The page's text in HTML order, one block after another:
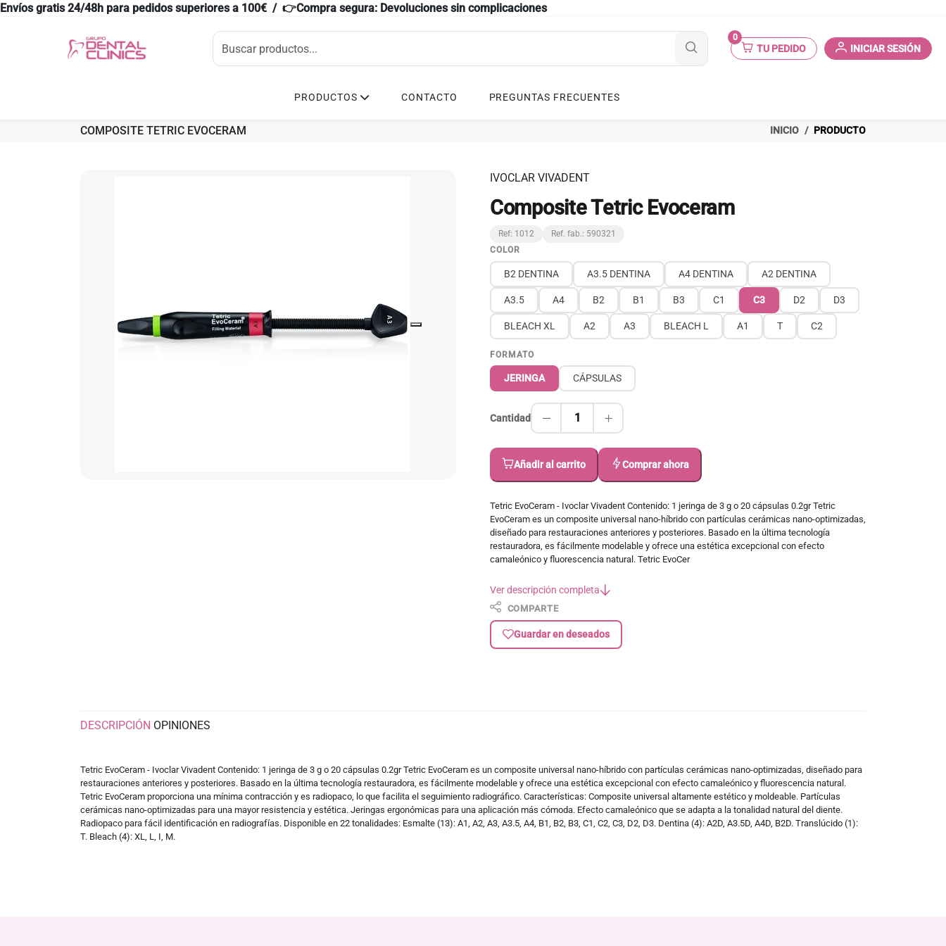
Envíos gratis 24/48h para pedidos superiores a 100€ / 👉Compra segura: Devoluciones sin complicaciones
0
TU PEDIDO INICIAR SESIÓN
PRODUCTOS CONTACTO PREGUNTAS FRECUENTES
COMPOSITE TETRIC EVOCERAM INICIO PRODUCTO
IVOCLAR VIVADENT
Composite Tetric Evoceram
Ref: 1012
Ref. fab.: 590321
COLOR
B2 DENTINA A3.5 DENTINA A4 DENTINA A2 DENTINA
A3.5 A4 B2 B1 B3 C1 C3 D2 D3
BLEACH XL A2 A3 BLEACH L A1 T C2
FORMATO
JERINGA CÁPSULAS
Cantidad 1
Añadir al carrito Comprar ahora
Tetric EvoCeram - Ivoclar Vivadent Contenido: 1 jeringa de 3 g o 20 cápsulas 0.2gr Tetric
EvoCeram es un composite universal nano-híbrido con partículas cerámicas nano-optimizadas,
diseñado para restauraciones anteriores y posteriores. Basado en la última tecnología
restauradora, es fácilmente modelable y ofrece una estética excepcional con efecto
camaleónico y fluorescencia natural. Tetric EvoCer
Ver descripción completa
COMPARTE
Guardar en deseados
DESCRIPCIÓN OPINIONES
Tetric EvoCeram - Ivoclar Vivadent Contenido: 1 jeringa de 3 g o 20 cápsulas 0.2gr Tetric EvoCeram es un composite universal nano-híbrido con partículas cerámicas nano-optimizadas, diseñado para
restauraciones anteriores y posteriores. Basado en la última tecnología restauradora, es fácilmente modelable y ofrece una estética excepcional con efecto camaleónico y fluorescencia natural.
Tetric EvoCeram proporciona una mínima contracción y es radiopaco, lo que facilita el seguimiento radiográfico. Características: Composite universal altamente estético y moldeable. Partículas
cerámicas nano-optimizadas para una mayor resistencia y estética. Jeringas ergonómicas para una aplicación más cómoda. Efecto camaleónico que se adapta a la tonalidad natural del diente.
Radiopaco para fácil identificación en radiografías. Disponible en 22 tonalidades: Esmalte (13): A1, A2, A3, A3.5, A4, B1, B2, B3, C1, C2, C3, D2, D3. Dentina (4): A2D, A3.5D, A4D, B2D. Translúcido (1):
T. Bleach (4): XL, L, I, M.